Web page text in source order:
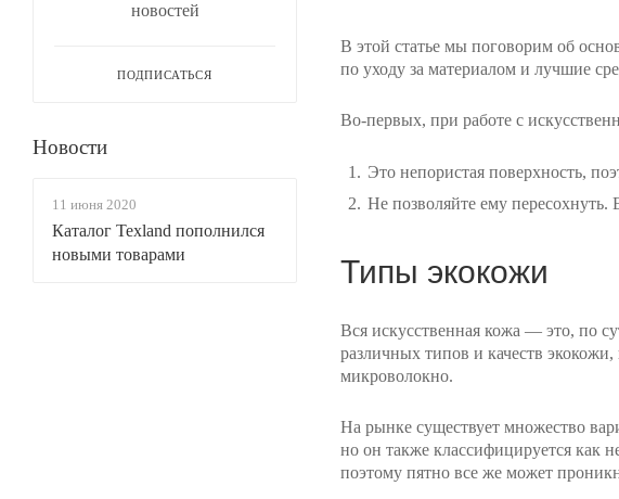
В этой статье мы поговорим об
по уходу за материалом и лучшие
Во-первых, при работе с
Это непористая поверхность,
Не позволяйте ему пересохнуть.
Типы экокожи
Вся искусственная кожа — это, по
различных типов и качеств
микроволокно.
На рынке существует множество
но он также классифицируется как
поэтому пятно все же может
новостей
ПОДПИСАТЬСЯ
Новости
11 июня 2020
Каталог Texland пополнился
новыми товарами